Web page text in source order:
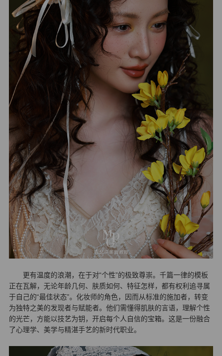
更有温度的浪潮，在于对“个性”的极致尊崇。千篇一律的模板
正在瓦解，无论年龄几何、肤质如何、特征怎样，都有权利追寻属
于自己的“最佳状态”。化妆师的角色，因而从标准的施加者，转变
为独特之美的发现者与赋能者。他们需懂得肌肤的言语，理解个性
的光芒，方能以技艺为钥，开启每个人自信的宝箱。这是一份融合
了心理学、美学与精湛手艺的新时代职业。